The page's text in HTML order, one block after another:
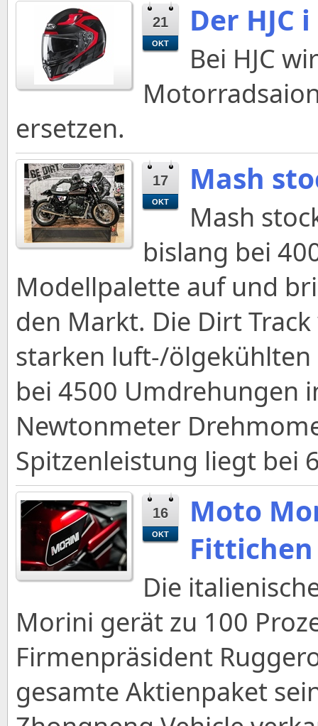
21
OKT
Der HJC
Bei HJC
ersetzen.
17
OKT
Mash
Mash
bislang bei
Modellpalette auf und
den Markt. Die Dirt
starken luft-/
bei 4500 Umdrehungen
Newtonmeter
Spitzenleistung liegt bei
16
OKT
Moto
Fittichen
Die
Morini gerät zu 100
Firmenpräsident
gesamte Aktienpaket